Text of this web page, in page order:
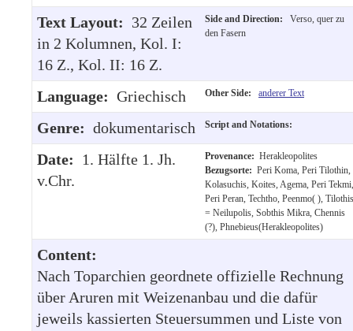
Text Layout: 32 Zeilen
in 2 Kolumnen, Kol. I:
16 Z., Kol. II: 16 Z.
Side and Direction:
Verso, quer zu
den Fasern
Language: Griechisch Other Side: anderer Text
Genre: dokumentarisch Script and Notations:
Date: 1. Hälfte 1. Jh.
v.Chr.
Provenance: Herakleopolites
Bezugsorte: Peri Koma, Peri Tilothin,
Kolasuchis, Koites, Agema, Peri Tekmi,
Peri Peran, Techtho, Peenmo( ), Tilothis
= Neilupolis, Sobthis Mikra, Chennis
(?), Phnebieus(Herakleopolites)
Content:
Nach Toparchien geordnete offizielle Rechnung
über Aruren mit Weizenanbau und die dafür
jeweils kassierten Steuersummen und Liste von